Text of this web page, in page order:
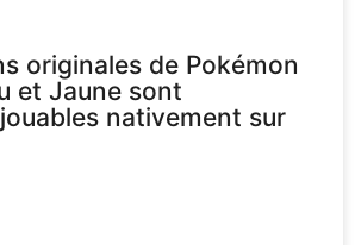
originales de Pokémon
et Jaune sont
nativement sur